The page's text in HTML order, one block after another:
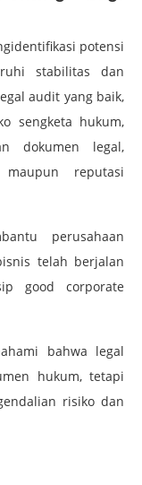
potensi
stabilitas dan
audit yang baik,
sengketa hukum,
dokumen legal,
reputasi
perusahaan
telah berjalan
good corporate
bahwa legal
hukum, tetapi
risiko dan